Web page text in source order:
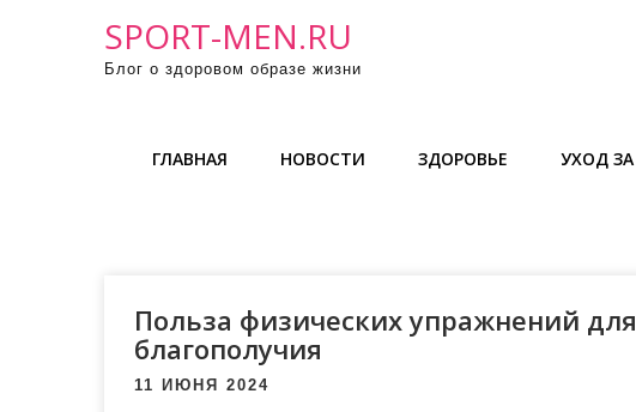
SPORT-MEN.RU
Блог о здоровом образе жизни
ГЛАВНАЯ НОВОСТИ ЗДОРОВЬЕ УХОД
Польза физических упражнений
благополучия
11 ИЮНЯ 2024